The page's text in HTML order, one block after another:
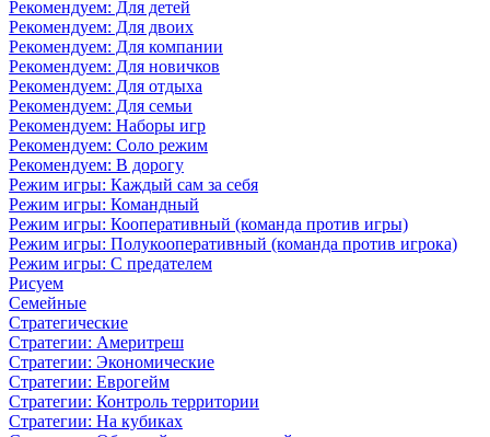
Рекомендуем: Для детей
Рекомендуем: Для двоих
Рекомендуем: Для компании
Рекомендуем: Для новичков
Рекомендуем: Для отдыха
Рекомендуем: Для семьи
Рекомендуем: Наборы игр
Рекомендуем: Соло режим
Рекомендуем: В дорогу
Режим игры: Каждый сам за себя
Режим игры: Командный
Режим игры: Кооперативный (команда против игры)
Режим игры: Полукооперативный (команда против игрока)
Режим игры: С предателем
Рисуем
Семейные
Стратегические
Стратегии: Америтреш
Стратегии: Экономические
Стратегии: Еврогейм
Стратегии: Контроль территории
Стратегии: На кубиках